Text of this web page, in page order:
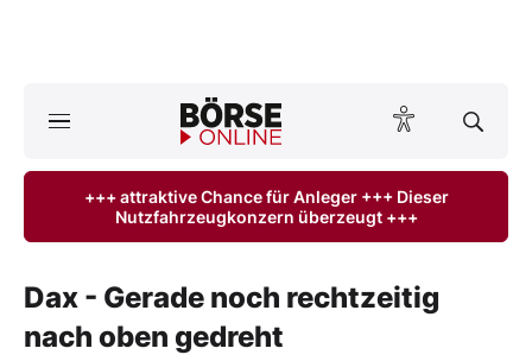
Anlageprodukte
Finanz-Check
Abo & Shop
+++ attraktive Chance für Anleger +++ Dieser
Nutzfahrzeugkonzern überzeugt +++
Dax - Gerade noch rechtzeitig
nach oben gedreht